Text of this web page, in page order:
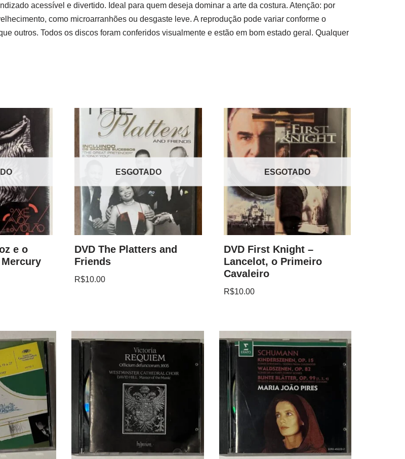
acessível e divertido. Ideal para quem deseja dominar a arte da costura. Atenção: por
como microarranhões ou desgaste leve. A reprodução pode variar conforme o
outros. Todos os discos foram conferidos visualmente e estão em bom estado geral. Qualquer
e o
ESGOTADO
DVD The Platters and
Friends
R$10.00
ESGOTADO
DVD First Knight –
Lancelot, o Primeiro
Cavaleiro
R$10.00